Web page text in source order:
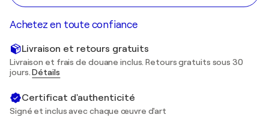
Achetez en toute confiance
Livraison et retours gratuits
Livraison et frais de douane inclus. Retours gratuits sous 30
jours.Détails
Certificat d'authenticité
Signé et inclus avec chaque œuvre d'art